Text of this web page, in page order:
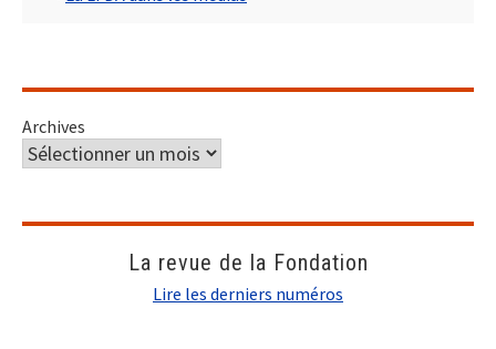
Archives
La revue de la Fondation
Lire les derniers numéros